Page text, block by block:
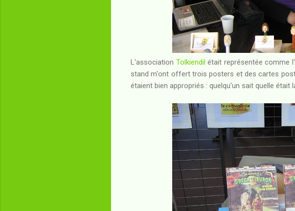
L'association Tolkiendil était représentée comme
stand m'ont offert trois posters et des cartes
étaient bien appropriés : quelqu'un sait quelle était